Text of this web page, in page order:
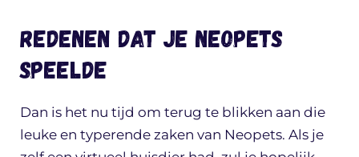
Redenen dat je Neopets
speelde
Dan is het nu tijd om terug te blikken aan die
leuke en typerende zaken van Neopets. Als je